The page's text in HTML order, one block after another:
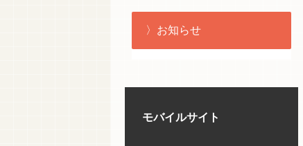
お知らせ
モバイルサイト